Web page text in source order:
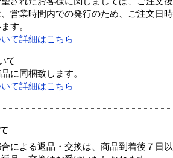
営業時間内での発行のため、ご注文日
す。
て詳細はこちら
て
に同梱致します。
て詳細はこちら
による返品・交換は、商品到着後７日